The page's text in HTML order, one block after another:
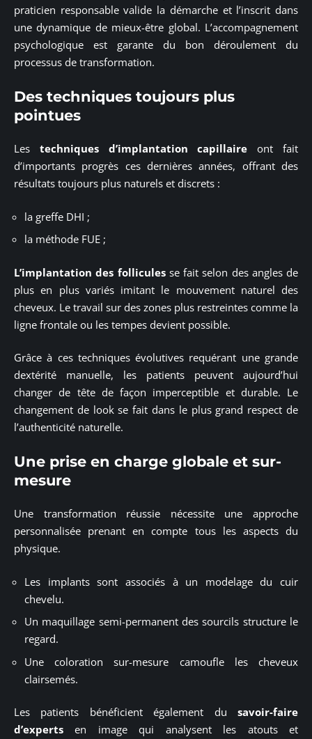
praticien responsable valide la démarche et l’inscrit dans
une dynamique de mieux-être global. L’accompagnement
psychologique est garante du bon déroulement du
processus de transformation.
Des techniques toujours plus
pointues
Les techniques d’implantation capillaire ont fait
d’importants progrès ces dernières années, offrant des
résultats toujours plus naturels et discrets :
la greffe DHI ;
la méthode FUE ;
L’implantation des folliculesse fait selon des angles de
plus en plus variés imitant le mouvement naturel des
cheveux. Le travail sur des zones plus restreintes comme la
ligne frontale ou les tempes devient possible.
Grâce à ces techniques évolutives requérant une grande
dextérité manuelle, les patients peuvent aujourd’hui
changer de tête de façon imperceptible et durable. Le
changement de look se fait dans le plus grand respect de
l’authenticité naturelle.
Une prise en charge globale et sur-
mesure
Une transformation réussie nécessite une approche
personnalisée prenant en compte tous les aspects du
physique.
Les implants sont associés à un modelage du cuir
chevelu.
Un maquillage semi-permanent des sourcils structure le
regard.
Une coloration sur-mesure camoufle les cheveux
clairsemés.
Les patients bénéficient également du savoir-faire
d’experts en image qui analysent les atouts et